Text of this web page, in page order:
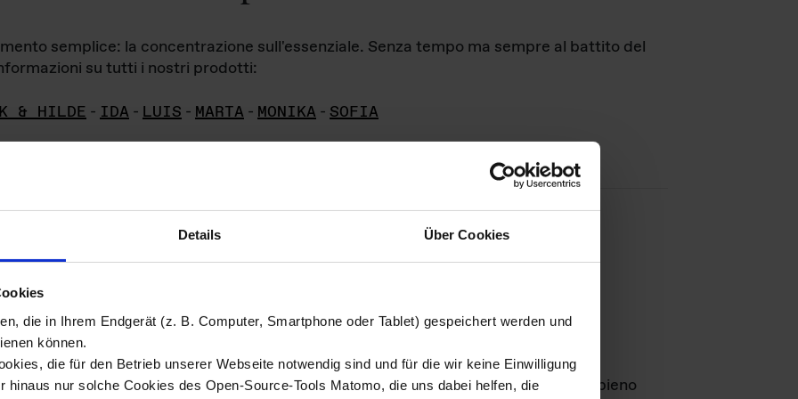
Details Über Cookies
die in Ihrem Endgerät (z. B. Computer, Smartphone oder Tablet) gespeichert werden und
können.
die für den Betrieb unserer Webseite notwendig sind und für die wir keine Einwilligung
hinaus nur solche Cookies des Open-Source-Tools Matomo, die uns dabei helfen, die
semplice: la concentrazione sull'essenziale. Senza tempo ma sempre al battito del
su tutti i nostri prodotti:
& HILDE - IDA - LUIS - MARTA - MONIKA - SOFIA
di immagini
materiale fotografico sono detenuti daDas ganze LebenGmbH e rimangono in pieno